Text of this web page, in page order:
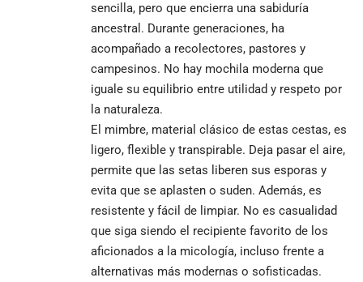
sencilla, pero que encierra una sabiduría
ancestral. Durante generaciones, ha
acompañado a recolectores, pastores y
campesinos. No hay mochila moderna que
iguale su equilibrio entre utilidad y respeto por
la naturaleza.
El mimbre, material clásico de estas cestas, es
ligero, flexible y transpirable. Deja pasar el aire,
permite que las setas liberen sus esporas y
evita que se aplasten o suden. Además, es
resistente y fácil de limpiar. No es casualidad
que siga siendo el recipiente favorito de los
aficionados a la micología, incluso frente a
alternativas más modernas o sofisticadas.